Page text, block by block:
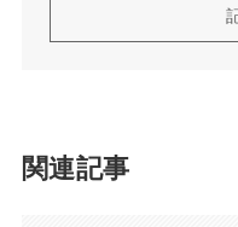
関連記事